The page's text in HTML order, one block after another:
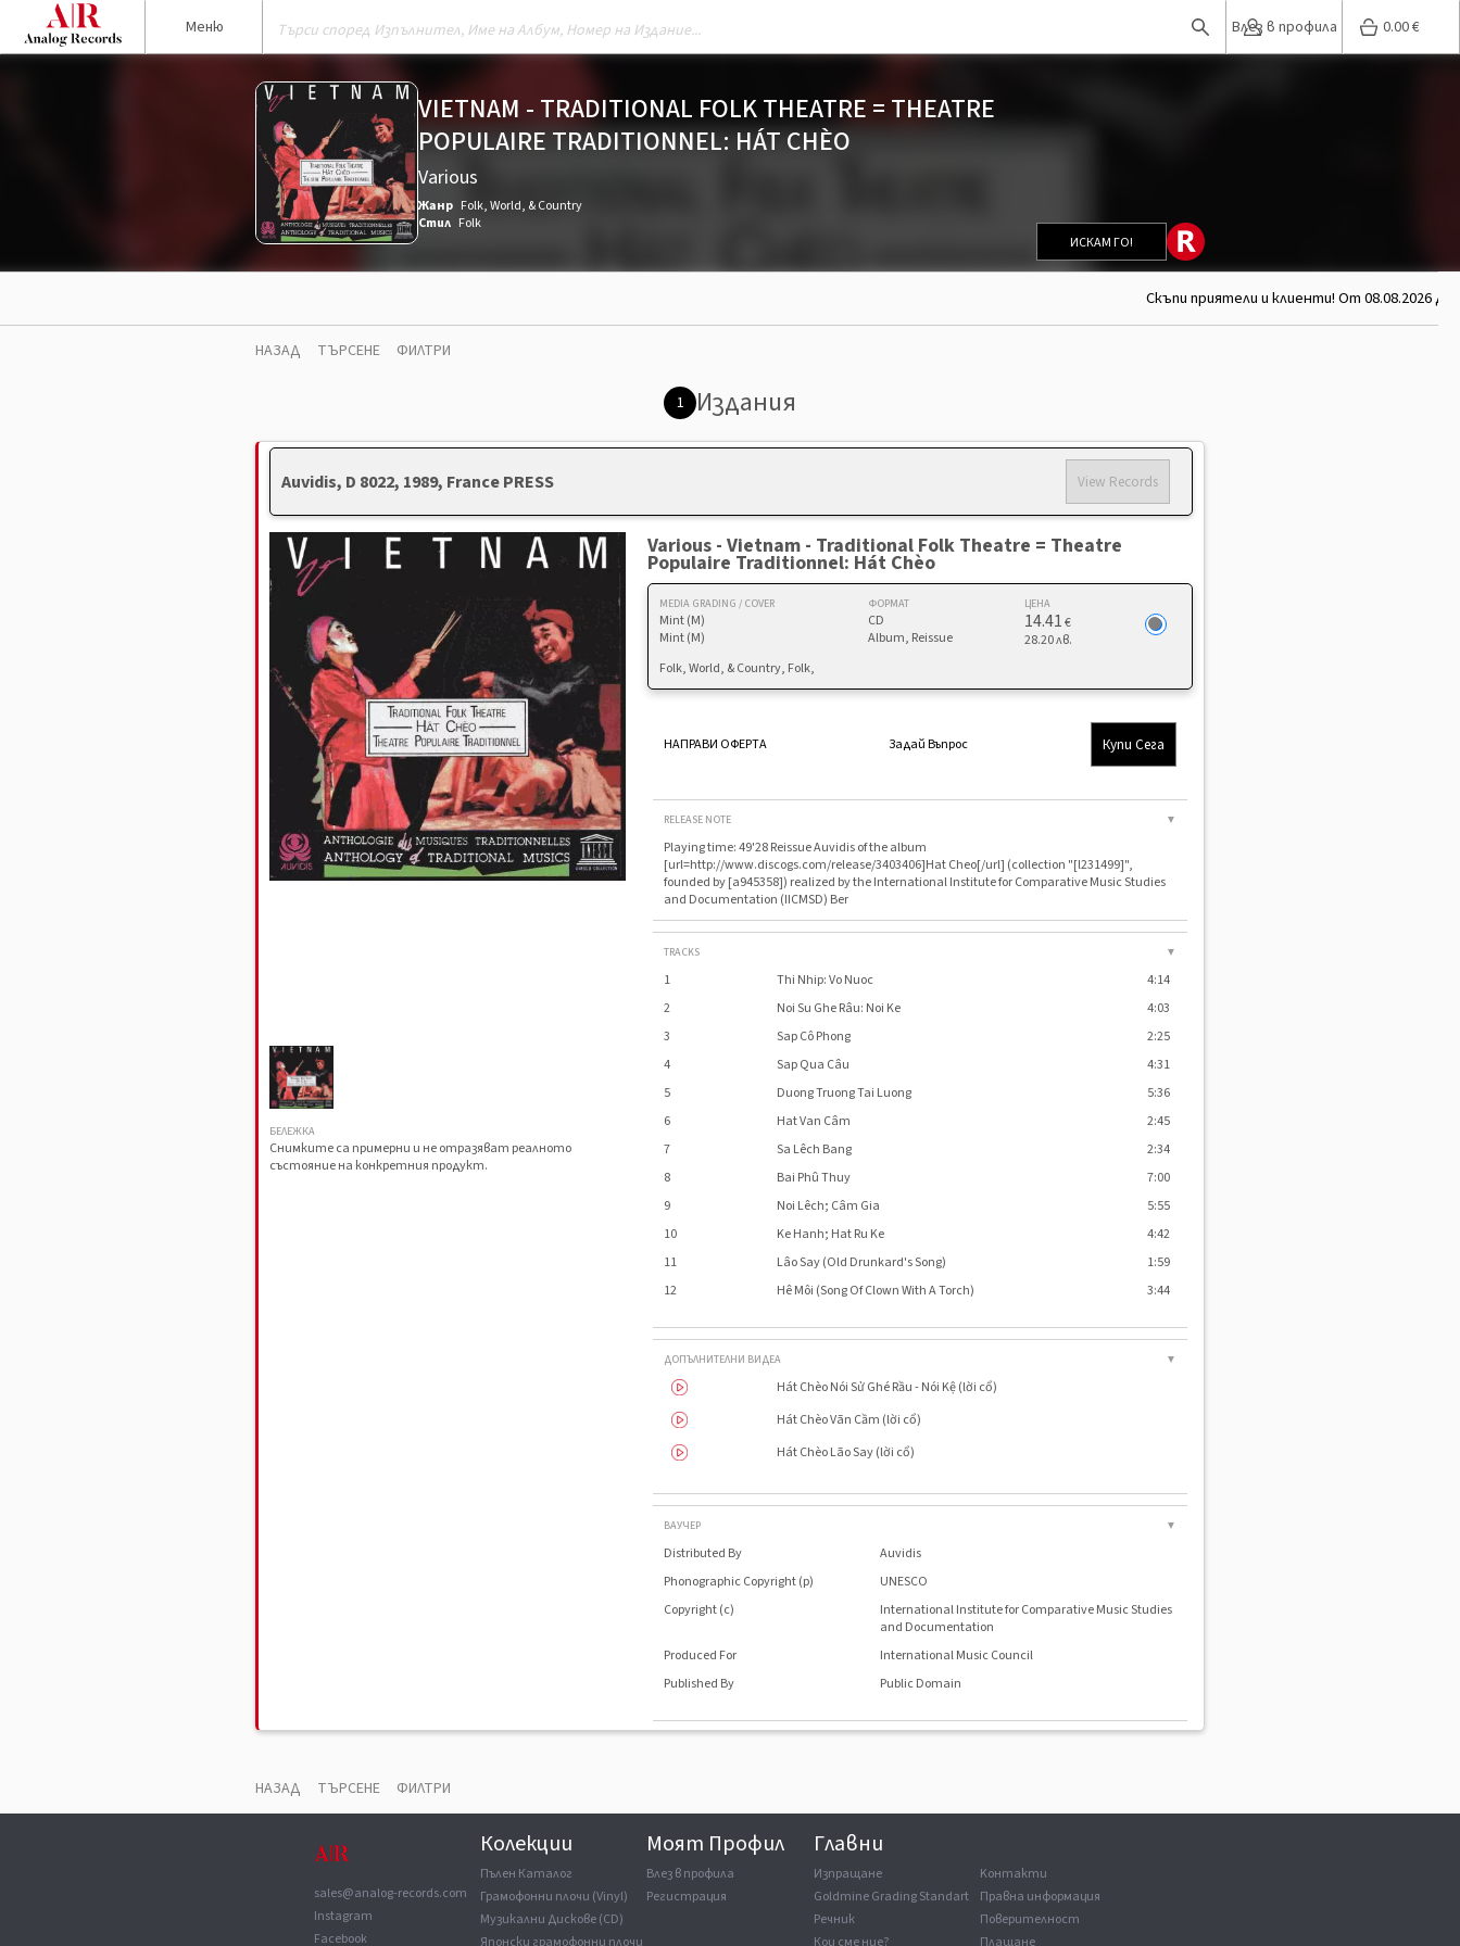
Меню Влез в профила 0.00€
VIETNAM - TRADITIONAL FOLK THEATRE = THEATRE
POPULAIRE TRADITIONNEL: HÁT CHÈO
Various
Жанр Folk, World, & Country
Стил Folk
ИСКАМ ГО!
Скъпи приятели и клиенти! От 08.08.2026
НАЗАД ТЪРСЕНЕ ФИЛТРИ
1 Издания
Auvidis, D 8022, 1989, France PRESS View Records
БЕЛЕЖКА
Снимките са примерни и не отразяват реалното
състояние на конкретния продукт.
Various - Vietnam - Traditional Folk Theatre = Theatre
Populaire Traditionnel: Hát Chèo
MEDIA GRADING / COVER
Mint (M)
Mint (M)
ФОРМАТ
CD
Album, Reissue
ЦЕНА
14.41€
28.20 лв.
Folk, World, & Country, Folk,
НАПРАВИ ОФЕРТА Задай Въпрос Купи Сега
RELEASE NOTE ▼
Playing time: 49'28 Reissue Auvidis of the album
[url=http://www.discogs.com/release/3403406]Hat Cheo[/url] (collection "[l231499]",
founded by [a945358]) realized by the International Institute for Comparative Music Studies
and Documentation (IICMSD) Ber
TRACKS ▼
1 Thi Nhip: Vo Nuoc
4:14
2
Noi Su Ghe Râu: Noi Ke
4:03
3
Sap Cô Phong
2:25
4
Sap Qua Câu
4:31
5
Duong Truong Tai Luong
5:36
6
Hat Van Câm
2:45
7
Sa Lêch Bang
2:34
8
Bai Phû Thuy
7:00
9
Noi Lêch; Câm Gia
5:55
10
Ke Hanh; Hat Ru Ke
4:42
11
Lâo Say (Old Drunkard's Song)
1:59
12
Hê Môi (Song Of Clown With A Torch) 3:44
ДОПЪЛНИТЕЛНИ ВИДЕА ▼
Hát Chèo Nói Sử Ghé Rầu - Nói Kệ (lời cổ)
Hát Chèo Vãn Cầm (lời cổ)
Hát Chèo Lão Say (lời cổ)
ВАУЧЕР ▼
Distributed By
Auvidis
Phonographic Copyright (p)
UNESCO
Copyright (c)
International Institute for Comparative Music Studies
and Documentation
Produced For
International Music Council
Published By
Public Domain
НАЗАД ТЪРСЕНЕ ФИЛТРИ
sales@analog-records.com
Instagram
Facebook
Колекции
Пълен Каталог
Грамофонни плочи (Vinyl)
Музикални Дискове (CD)
Японски грамофонни плочи
Моят Профил
Влез в профила
Регистрация
Главни
Изпращане
Goldmine Grading Standart
Речник
Кои сме ние?
Kонтакти
Правна информация
Поверителност
Плащане